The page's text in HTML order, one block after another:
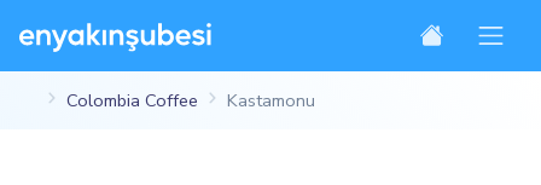
Colombia Coffee Kastamonu